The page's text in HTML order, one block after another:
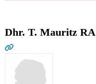
Dhr. T. Mauritz RA